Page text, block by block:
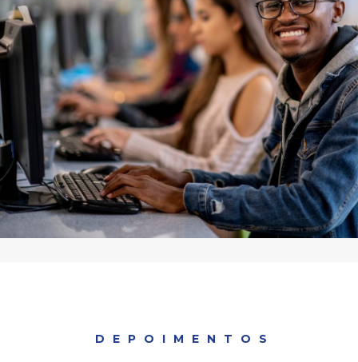
DEPOIMENTOS